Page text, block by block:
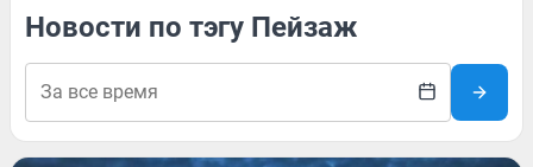
Новости по тэгу Пейзаж